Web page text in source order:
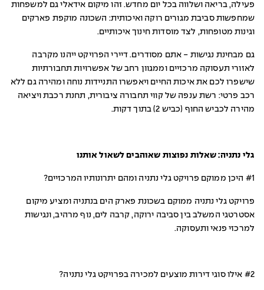
פעילה, בריאה ושלווה בכל יום מחדש. זהו מיקום אידאלי גם למשפחות
שמחפשות סביבת מגורים רוקה ואיכותית: השכונה מוקפת פארקים
וגינות מטופחות, לצד מוסדות חינוך איכותיים.
גם מבחינת נגישות - אתם מסודרים. דיירי הפרויקט ייהנו מקרבה
לאזורי תעסוקה מרכזיים וממגוון רחב של אפשרויות תחבורתיות
שישפרו לכם את איכות החיים ויאפשרו התניידות נוחה ומהירה גם ללא
רכב פרטי: רשת ענפה של קווי תחבורה ציבורית, תחנת רכבת ויציאה
מהירה לכביש החוף (כביש 2) בתוך דקות.
גלי נתניה: שאלות נפוצות שאוהבים לשאול אותנו
#1 היכן ממוקם פרויקט גלי נתניה ומהם יתרונותיו המרכזיים?
פרויקט גלי נתניה ממוקם בשכונת פארק הים בנתניה ומציע מיקום
אסטרטגי המשלב בין סביבה ירוקה, קרבה לים, נוף מרהיב, ונגישות
למרכזי פנאי ותעסוקה.
#2 אילו סוגי דירות מוצעים למכירה בפרויקט גלי נתניה?